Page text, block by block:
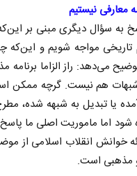
معارفی نیستیم
به سؤال دیگری مبنی بر این‌که
تاریخی مواجه شویم و این‌که
می‌دهد: راز الزاما
هم نیست. گرچه ممکن
یا تبدیل به شبهه شده،
شود اما ماموریت اصلی ما
خوانش انقلاب اسلامی از
مذهبی است.